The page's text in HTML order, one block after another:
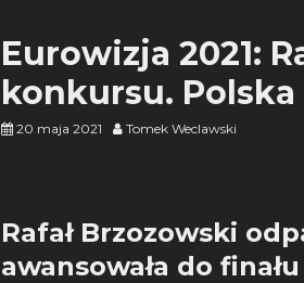
Eurowizja 2021:
konkursu. Polska
20 maja 2021 Tomek Weclawski
Rafał Brzozowski
awansowała do